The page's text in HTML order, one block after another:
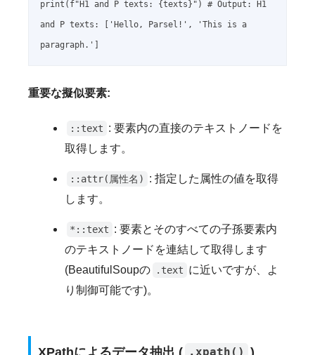
print(f"H1 and P texts: {texts}") # Output: H1
and P texts: ['Hello, Parsel!', 'This is a
重要な擬似要素:
::text : 要素内の直接のテキストノードを
取得します。
::attr(属性名)
: 指定した属性の値を取得
します。
*::text : 要素とそのすべての子孫要素内
のテキストノードを連結して取得します
(BeautifulSoupの
.text に近いですが、よ
り制御可能です)。
XPathによるデータ抽出 ( .xpath() )